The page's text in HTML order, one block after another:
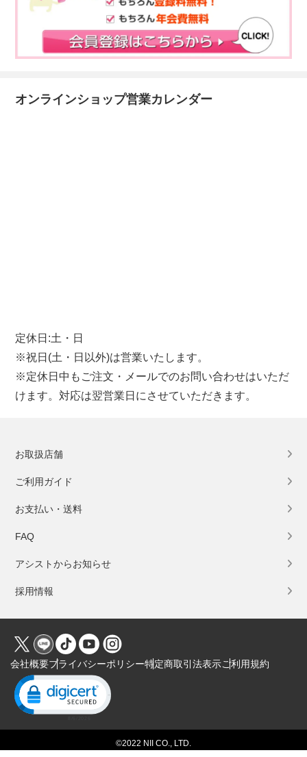
オンラインショップ営業カレンダー
定休日:土・日
※祝日(土・日以外)は営業いたします。
※定休日中もご注文・メールでのお問い合わせはいただ
けます。対応は翌営業日にさせていただきます。
お取扱店舗
ご利用ガイド
お支払い・送料
FAQ
アシストからお知らせ
採用情報
会社概要プライバシーポリシー特定商取引法表示ご利用規約
Click to open certificate verification popup
©2022 NII CO., LTD.